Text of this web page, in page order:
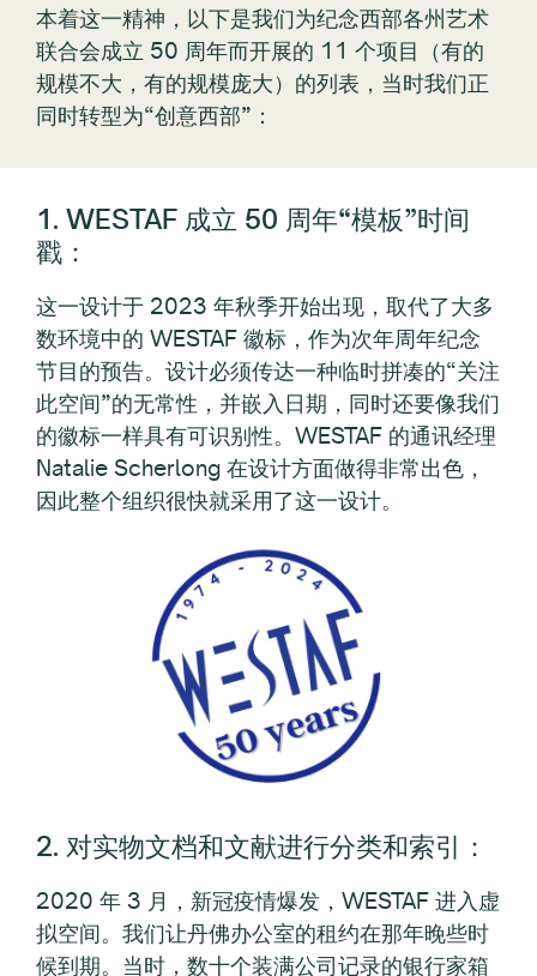
本着这一精神，以下是我们为纪念西部各州艺术
联合会成立 50 周年而开展的 11 个项目（有的
规模不大，有的规模庞大）的列表，当时我们正
同时转型为“创意西部”：
1. WESTAF 成立 50 周年“模板”时间
戳：
这一设计于 2023 年秋季开始出现，取代了大多
数环境中的 WESTAF 徽标，作为次年周年纪念
节目的预告。设计必须传达一种临时拼凑的“关注
此空间”的无常性，并嵌入日期，同时还要像我们
的徽标一样具有可识别性。WESTAF 的通讯经理
Natalie Scherlong 在设计方面做得非常出色，
因此整个组织很快就采用了这一设计。
2. 对实物文档和文献进行分类和索引：
2020 年 3 月，新冠疫情爆发，WESTAF 进入虚
拟空间。我们让丹佛办公室的租约在那年晚些时
候到期。当时，数十个装满公司记录的银行家箱